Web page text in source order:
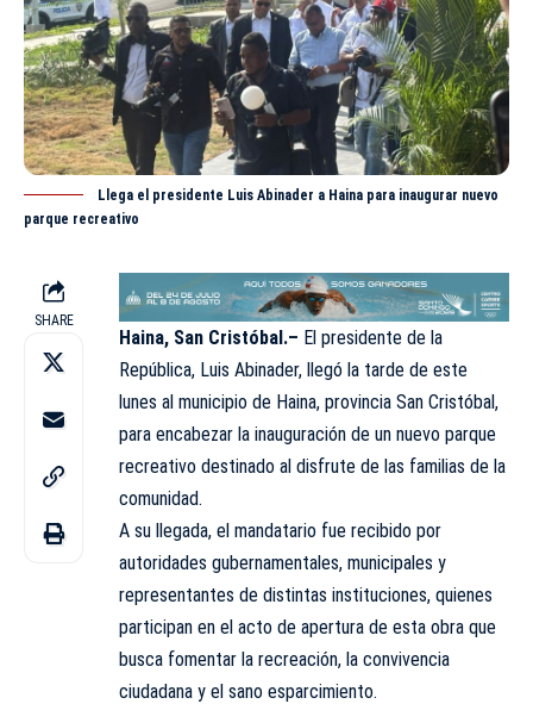
Llega el presidente Luis Abinader a Haina para inaugurar nuevo
parque recreativo
SHARE
Haina, San Cristóbal.– El presidente de la
República, Luis Abinader, llegó la tarde de este
lunes al municipio de Haina, provincia San Cristóbal,
para encabezar la inauguración de un nuevo parque
recreativo destinado al disfrute de las familias de la
comunidad.
A su llegada, el mandatario fue recibido por
autoridades gubernamentales, municipales y
representantes de distintas instituciones, quienes
participan en el acto de apertura de esta obra que
busca fomentar la recreación, la convivencia
ciudadana y el sano esparcimiento.